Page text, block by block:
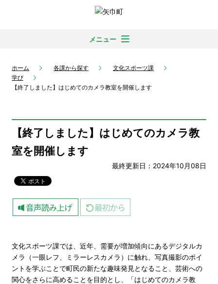
メニュー
ホーム 各課から探す
文化スポーツ課
学び
【終了しました】はじめてのカメラ教室を開催します
【終了しました】はじめてのカメラ教
室を開催します
最終更新日：2024年10月08日
文化スポーツ課では、近年、需要が増加傾向にあるデジタルカ
メラ（一眼レフ、ミラーレスカメラ）に触れ、写真撮影のポイ
ントを学ぶことで町民の新たな趣味発見となること、芸術への
関心をさらに高めることを目的とし、「はじめてのカメラ教